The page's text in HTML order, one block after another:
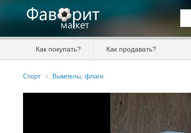
Как покупать? Как продавать?
Спорт Вымпелы, флаги